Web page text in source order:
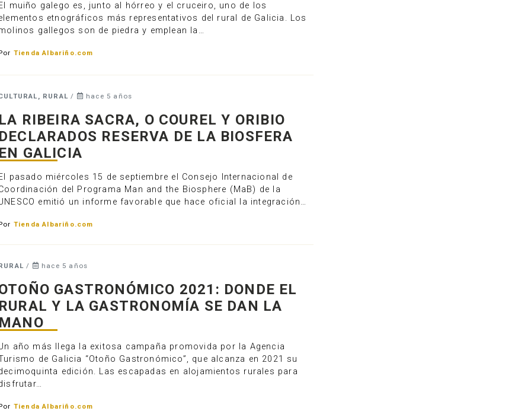
muiño galego es, junto al hórreo y el cruceiro, uno de los
etnográficos más representativos del rural de Galicia. Los
gallegos son de piedra y emplean la…
Tienda Albariño.com
RURAL/ hace 5 años
RIBEIRA SACRA, O COUREL Y ORIBIO
RESERVA DE LA BIOSFERA
GALICIA
pasado miércoles 15 de septiembre el Consejo Internacional de
del Programa Man and the Biosphere (MaB) de la
emitió un informe favorable que hace oficial la integración…
Tienda Albariño.com
/ hace 5 años
GASTRONÓMICO 2021: DONDE EL
Y LA GASTRONOMÍA SE DAN LA
año más llega la exitosa campaña promovida por la Agencia
de Galicia “Otoño Gastronómico”, que alcanza en 2021 su
edición. Las escapadas en alojamientos rurales para
Tienda Albariño.com